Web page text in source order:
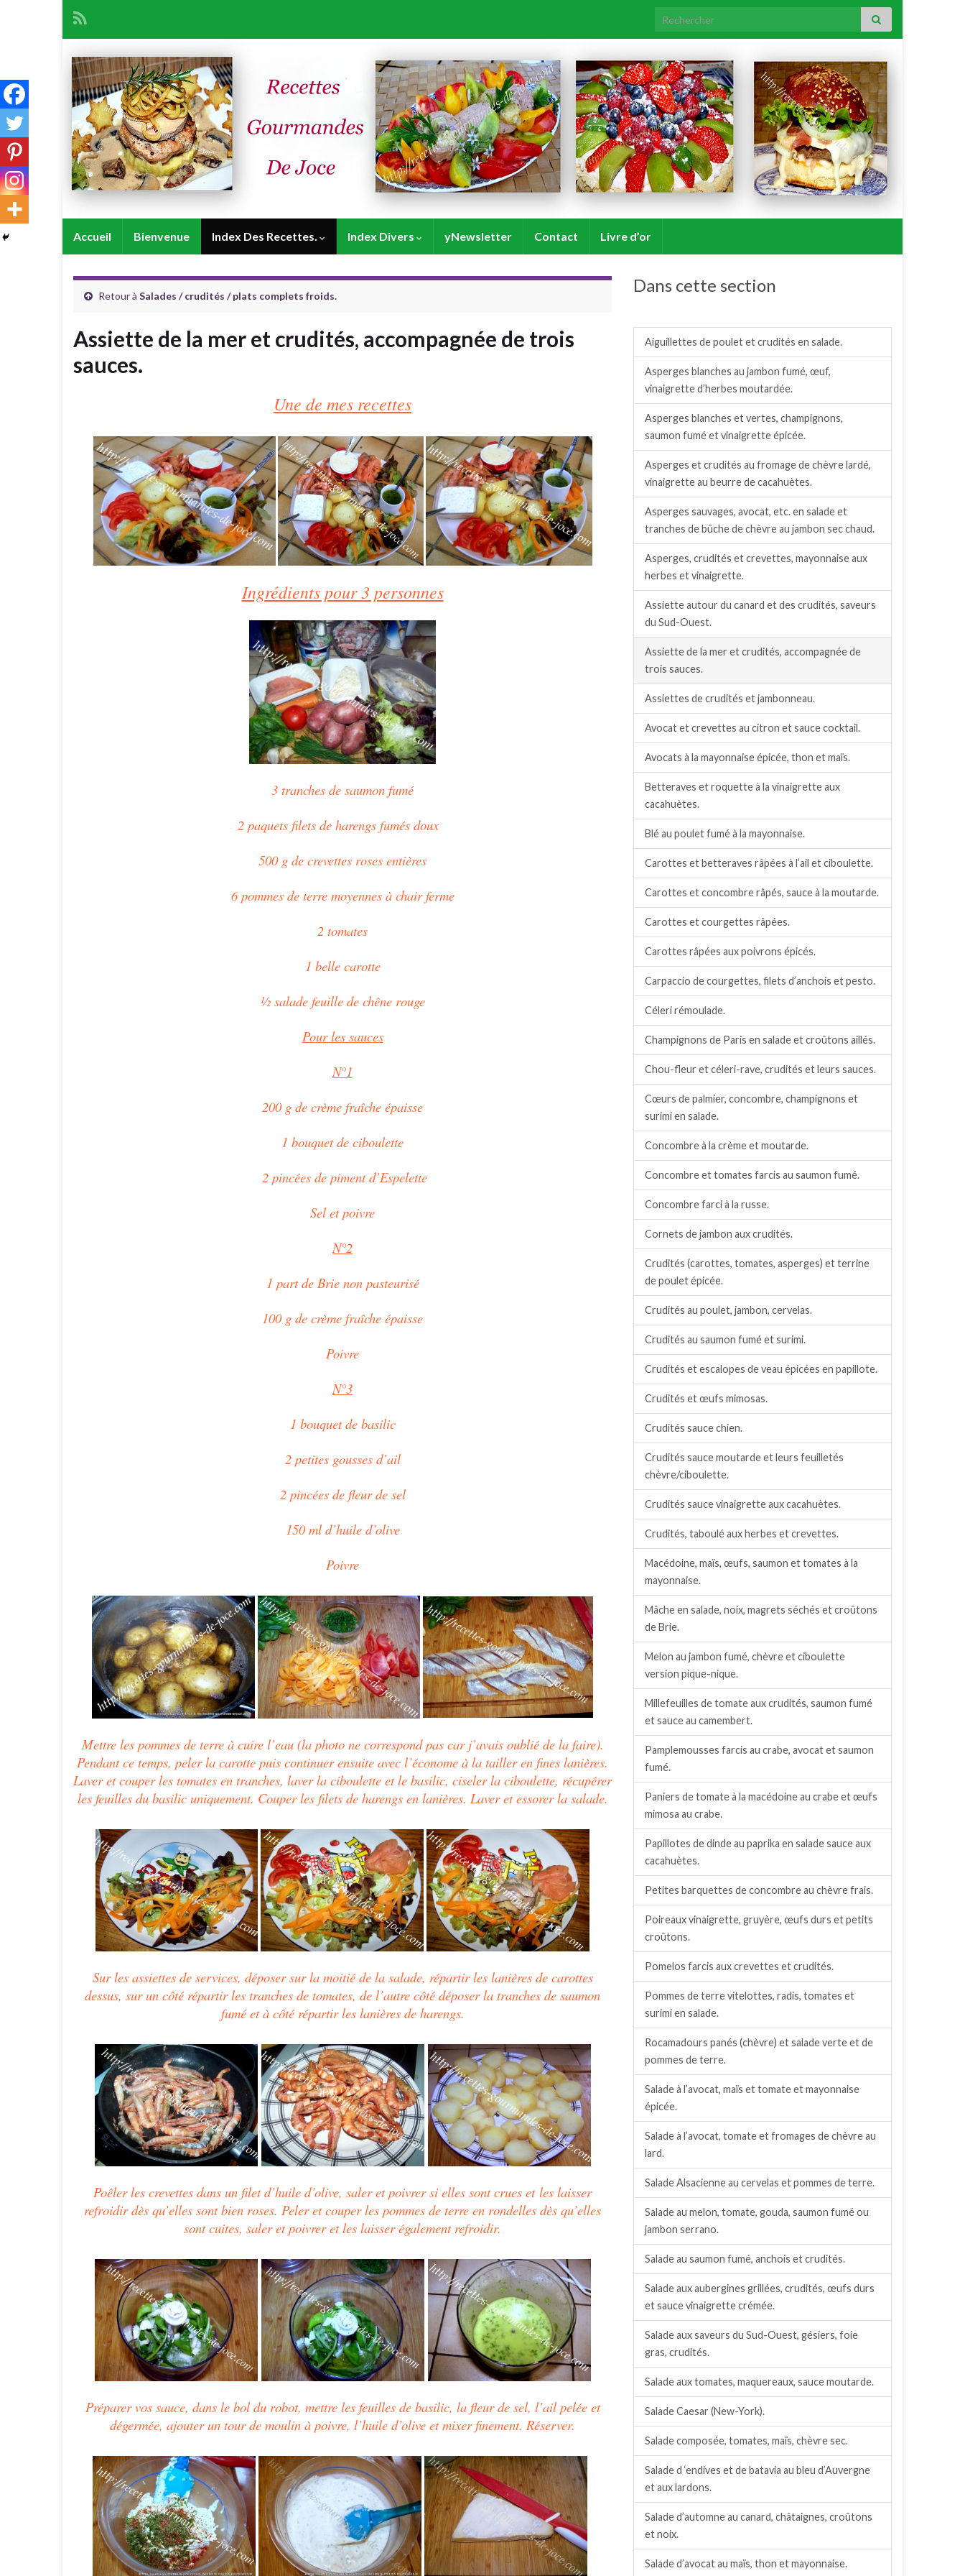
Search for:
Accueil Bienvenue Index Des Recettes. Index Divers yNewsletter Contact Livre d’or
Retour à Salades / crudités / plats complets froids.
Assiette de la mer et crudités, accompagnée de trois
sauces.
Une de mes recettes
Ingrédients pour 3 personnes
3 tranches de saumon fumé
2 paquets filets de harengs fumés doux
500 g de crevettes roses entières
6 pommes de terre moyennes à chair ferme
2 tomates
1 belle carotte
½ salade feuille de chêne rouge
Pour les sauces
N°1
200 g de crème fraîche épaisse
1 bouquet de ciboulette
2 pincées de piment d’Espelette
Sel et poivre
N°2
1 part de Brie non pasteurisé
100 g de crème fraîche épaisse
Poivre
N°3
1 bouquet de basilic
2 petites gousses d’ail
2 pincées de fleur de sel
150 ml d’huile d’olive
Poivre
Mettre les pommes de terre à cuire l’eau (la photo ne correspond pas car j’avais oublié de la faire).
Pendant ce temps, peler la carotte puis continuer ensuite avec l’économe à la tailler en fines lanières.
Laver et couper les tomates en tranches, laver la ciboulette et le basilic, ciseler la ciboulette, récupérer
les feuilles du basilic uniquement. Couper les filets de harengs en lanières. Laver et essorer la salade.
Sur les assiettes de services, déposer sur la moitié de la salade, répartir les lanières de carottes
dessus, sur un côté répartir les tranches de tomates, de l’autre côté déposer la tranches de saumon
fumé et à côté répartir les lanières de harengs.
Poêler les crevettes dans un filet d’huile d’olive, saler et poivrersi elles sont crues et les laisser
refroidir dès qu’elles sont bien roses. Peler et couper les pommes de terre en rondelles dès qu’elles
sont cuites, saler et poivrer etles laisser également refroidir.
Préparer vos sauce, dans le bol du robot, mettre les feuilles de basilic, la fleur de sel, l’ail pelée et
dégermée, ajouter un tour de moulin à poivre, l’huile d’olive et mixer finement. Réserver.
Dans cette section
Aiguillettes de poulet et crudités en salade.
Asperges blanches au jambon fumé, œuf,
vinaigrette d’herbes moutardée.
Asperges blanches et vertes, champignons,
saumon fumé et vinaigrette épicée.
Asperges et crudités au fromage de chèvre lardé,
vinaigrette au beurre de cacahuètes.
Asperges sauvages, avocat, etc. en salade et
tranches de bûche de chèvre au jambon sec chaud.
Asperges, crudités et crevettes, mayonnaise aux
herbes et vinaigrette.
Assiette autour du canard et des crudités, saveurs
du Sud-Ouest.
Assiette de la mer et crudités, accompagnée de
trois sauces.
Assiettes de crudités et jambonneau.
Avocat et crevettes au citron et sauce cocktail.
Avocats à la mayonnaise épicée, thon et maïs.
Betteraves et roquette à la vinaigrette aux
cacahuètes.
Blé au poulet fumé à la mayonnaise.
Carottes et betteraves râpées à l’ail et ciboulette.
Carottes et concombre râpés, sauce à la moutarde.
Carottes et courgettes râpées.
Carottes râpées aux poivrons épicés.
Carpaccio de courgettes, filets d’anchois et pesto.
Céleri rémoulade.
Champignons de Paris en salade et croûtons aillés.
Chou-fleur et céleri-rave, crudités et leurs sauces.
Cœurs de palmier, concombre, champignons et
surimi en salade.
Concombre à la crème et moutarde.
Concombre et tomates farcis au saumon fumé.
Concombre farci à la russe.
Cornets de jambon aux crudités.
Crudités (carottes, tomates, asperges) et terrine
de poulet épicée.
Crudités au poulet, jambon, cervelas.
Crudités au saumon fumé et surimi.
Crudités et escalopes de veau épicées en papillote.
Crudités et œufs mimosas.
Crudités sauce chien.
Crudités sauce moutarde et leurs feuilletés
chèvre/ciboulette.
Crudités sauce vinaigrette aux cacahuètes.
Crudités, taboulé aux herbes et crevettes.
Macédoine, maïs, œufs, saumon et tomates à la
mayonnaise.
Mâche en salade, noix, magrets séchés et croûtons
de Brie.
Melon au jambon fumé, chèvre et ciboulette
version pique-nique.
Millefeuilles de tomate aux crudités, saumon fumé
et sauce au camembert.
Pamplemousses farcis au crabe, avocat et saumon
fumé.
Paniers de tomate à la macédoine au crabe et œufs
mimosa au crabe.
Papillotes de dinde au paprika en salade sauce aux
cacahuètes.
Petites barquettes de concombre au chèvre frais.
Poireaux vinaigrette, gruyère, œufs durs et petits
croûtons.
Pomelos farcis aux crevettes et crudités.
Pommes de terre vitelottes, radis, tomates et
surimi en salade.
Rocamadours panés (chèvre) et salade verte et de
pommes de terre.
Salade à l’avocat, maïs et tomate et mayonnaise
épicée.
Salade à l’avocat, tomate et fromages de chèvre au
lard.
Salade Alsacienne au cervelas et pommes de terre.
Salade au melon, tomate, gouda, saumon fumé ou
jambon serrano.
Salade au saumon fumé, anchois et crudités.
Salade aux aubergines grillées, crudités, œufs durs
et sauce vinaigrette crémée.
Salade aux saveurs du Sud-Ouest, gésiers, foie
gras, crudités.
Salade aux tomates, maquereaux, sauce moutarde.
Salade Caesar (New-York).
Salade composée, tomates, maïs, chèvre sec.
Salade d ‘endives et de batavia au bleu d’Auvergne
et aux lardons.
Salade d’automne au canard, châtaignes, croûtons
et noix.
Salade d’avocat au maïs, thon et mayonnaise.